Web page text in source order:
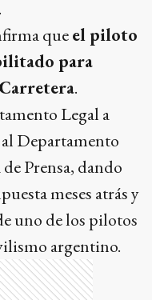
.
queel piloto
para
.
Legal a
Departamento
Prensa, dando
meses atrás y
uno de los pilotos
argentino.